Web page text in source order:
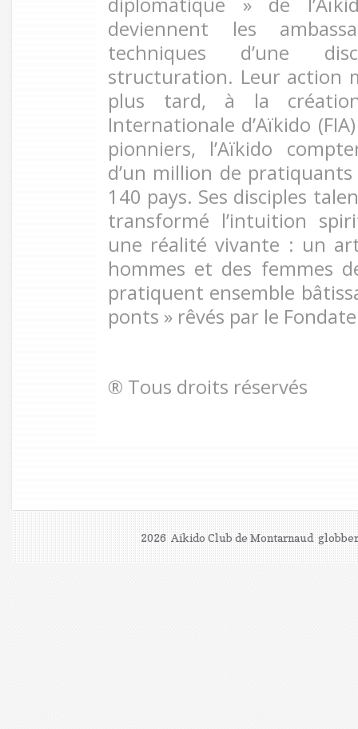
deviennent les
techniques d’une
structuration. Leur action
plus tard, à la
Internationale d’Aïkido
pionniers, l’Aïkido
d’un million de
140 pays. Ses disciples
transformé l’intuition
une réalité vivante : un
hommes et des femmes
pratiquent ensemble
ponts » rêvés par le
® Tous droits réservés
2026 Aikido Club de Montarnaud